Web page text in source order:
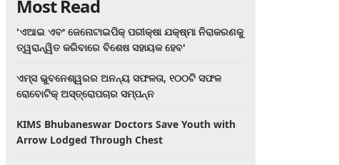
Most Read
'ଏଆଇ ଏବଂ ଜେନୋଟାଇପିକ୍ ପରୀକ୍ଷା ଯକ୍ଷ୍ମା ନିରାକରଣକୁ
ତ୍ୱରାନ୍ୱିତ କରିବାରେ ବିଶେଷ ସହାୟକ ହେବ'
ଏମ୍ସ ଭୁବନେଶ୍ୱରର ଅନନ୍ୟ ସଫଳତା, ୧୦୦ଟି ସଫଳ
ରୋବୋଟିକ୍ ଅସ୍ତ୍ରୋପଚାର ସମ୍ପନ୍ନ
KIMS Bhubaneswar Doctors Save Youth with
Arrow Lodged Through Chest